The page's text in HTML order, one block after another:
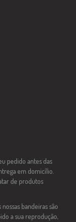
pedido antes das
em domicílio.
de produtos
bandeiras são
a sua reprodução,